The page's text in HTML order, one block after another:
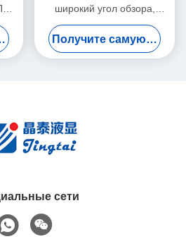
цену
широкий угол обзора,
разрешение 800x480,
офисный автоматический
TFT-ЖК-модуль
Получите самую лучшую цену
сети